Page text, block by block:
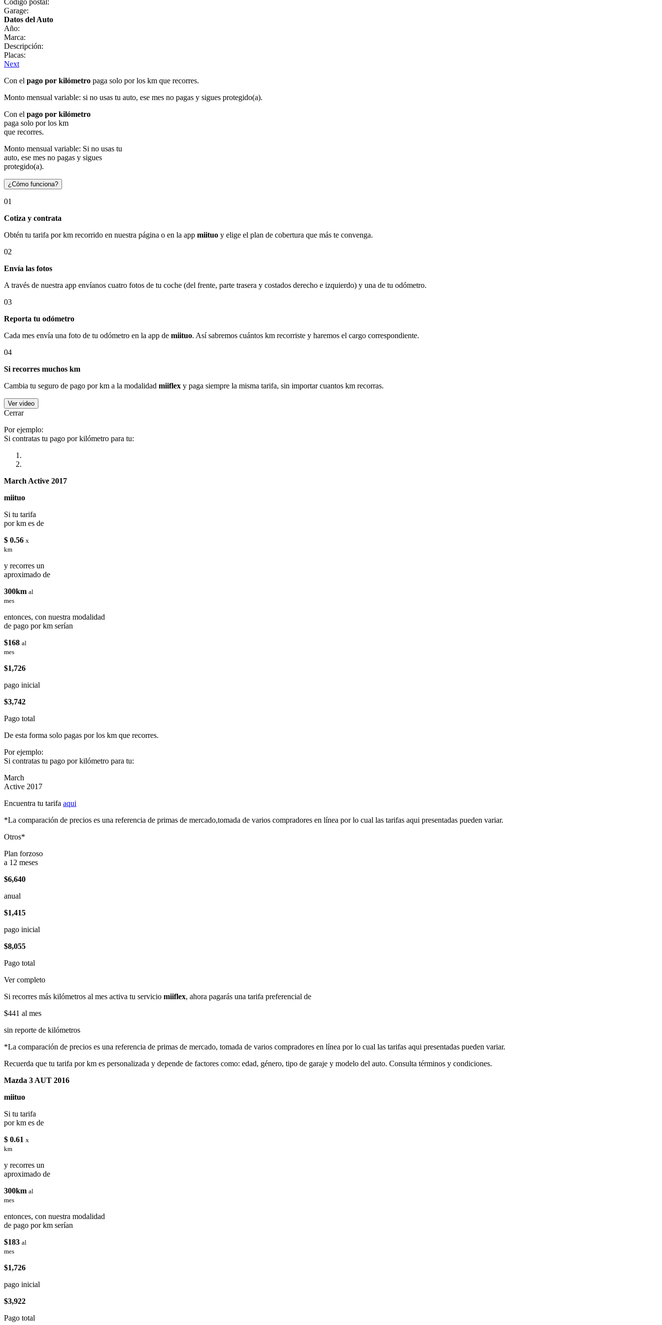
Garage:
Datos del Auto
Año:
Marca:
Descripción:
Placas:
Next
Con el pago por kilómetro paga solo por los km que recorres.
Monto mensual variable: si no usas tu auto, ese mes no pagas y sigues protegido(a).
Con el pago por kilómetro
paga solo por los km
que recorres.
Monto mensual variable: Si no usas tu
auto, ese mes no pagas y sigues
protegido(a).
¿Cómo funciona?
01
Cotiza y contrata
Obtén tu tarifa por km recorrido en nuestra página o en la app miituo y elige el plan de cobertura que más te convenga.
02
Envía las fotos
A través de nuestra app envíanos cuatro fotos de tu coche (del frente, parte trasera y costados derecho e izquierdo) y una de tu odómetro.
03
Reporta tu odómetro
Cada mes envía una foto de tu odómetro en la app de miituo. Así sabremos cuántos km recorriste y haremos el cargo correspondiente.
04
Si recorres muchos km
Cambia tu seguro de pago por km a la modalidad miiflex y paga siempre la misma tarifa, sin importar cuantos km recorras.
Ver video
Cerrar
Por ejemplo:
Si contratas tu pago por kilómetro para tu:
March Active 2017
miituo
Si tu tarifa
por km es de
$ 0.56 x
km
y recorres un
aproximado de
300km al
mes
entonces, con nuestra modalidad
de pago por km serían
$168 al
mes
$1,726
pago inicial
$3,742
Pago total
De esta forma solo pagas por los km que recorres.
Por ejemplo:
Si contratas tu pago por kilómetro para tu:
March
Active 2017
Encuentra tu tarifa aqui
*La comparación de precios es una referencia de primas de mercado,tomada de varios compradores en línea por lo cual las tarifas aqui presentadas pueden variar.
Otros*
Plan forzoso
a 12 meses
$6,640
anual
$1,415
pago inicial
$8,055
Pago total
Ver completo
Si recorres más kilómetros al mes activa tu servicio miiflex, ahora pagarás una tarifa preferencial de
$441 al mes
sin reporte de kilómetros
*La comparación de precios es una referencia de primas de mercado, tomada de varios compradores en línea por lo cual las tarifas aqui presentadas pueden variar.
Recuerda que tu tarifa por km es personalizada y depende de factores como: edad, género, tipo de garaje y modelo del auto. Consulta términos y condiciones.
Mazda 3 AUT 2016
miituo
Si tu tarifa
por km es de
$ 0.61 x
km
y recorres un
aproximado de
300km al
mes
entonces, con nuestra modalidad
de pago por km serían
$183 al
mes
$1,726
pago inicial
$3,922
Pago total